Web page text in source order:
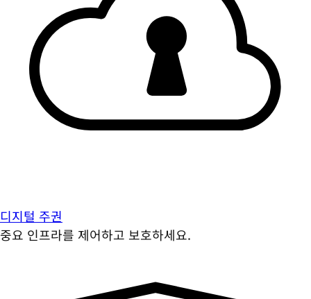
디지털 주권
중요 인프라를 제어하고 보호하세요.